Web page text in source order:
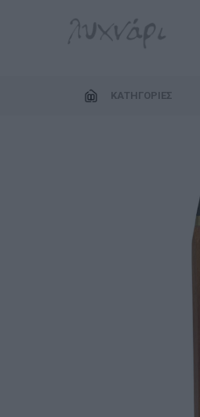
ΚΑΤΗΓΟΡΊΕΣ